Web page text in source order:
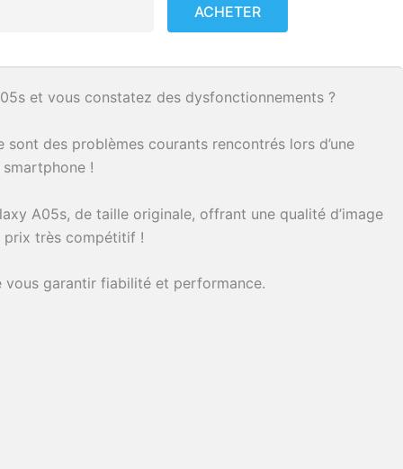
Samsung
GALAXY
ACHETER
et vous constatez des dysfonctionnements ?
des problèmes courants rencontrés lors d’une
!
A05s, de taille originale, offrant une qualité d’image
prix très compétitif !
vous garantir fiabilité et performance.